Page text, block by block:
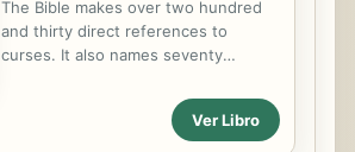
estudiado como especialista en el
campo de las religiones comparadas.
Un capítulo está dedicado a la india,
realizado investigaciones. De esta
The Bible makes over two hundred
and thirty direct references to
curses. It also names seventy
author shows that curses are real
Ver Libro